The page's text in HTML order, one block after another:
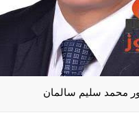
محمد سليم سالمان